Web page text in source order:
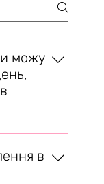
можу
2-й
квіти
в